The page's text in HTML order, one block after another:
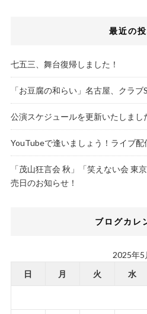
最近の
七五三、舞台復帰しました！
「お豆腐の和らい」名古屋、クラ
公演スケジュールを更新いたしまし
YouTubeで逢いましょう！ライブ配
「茂山狂言会 秋」「笑えない会 東
売日のお知らせ！
ブログカレ
2025年5
日
月 火 水